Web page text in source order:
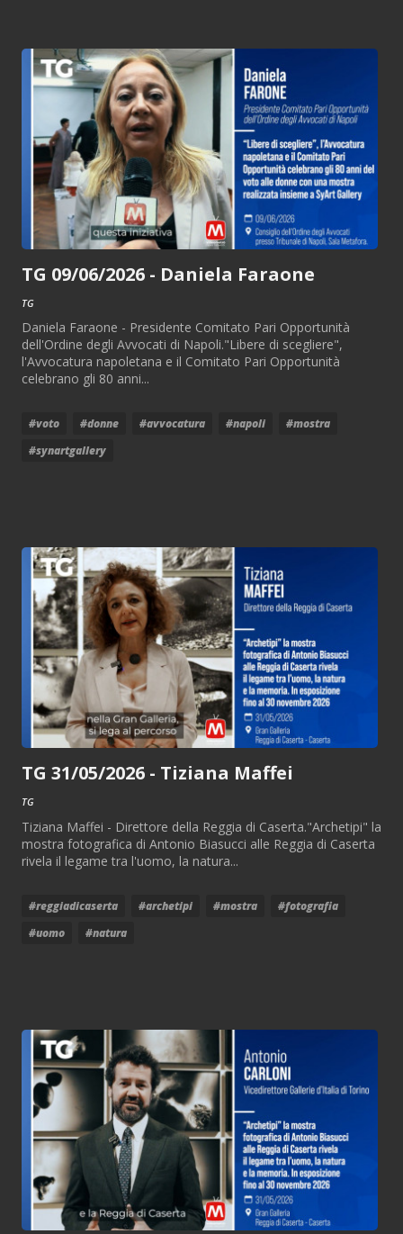
TG 09/06/2026 - Daniela Faraone
TG
Daniela Faraone - Presidente Comitato Pari Opportunità
dell'Ordine degli Avvocati di Napoli."Libere di scegliere",
l'Avvocatura napoletana e il Comitato Pari Opportunità
celebrano gli 80 anni...
#voto #donne #avvocatura #napoli
#mostra
#synartgallery
TG 31/05/2026 - Tiziana Maffei
TG
Tiziana Maffei - Direttore della Reggia di Caserta."Archetipi" la
mostra fotografica di Antonio Biasucci alle Reggia di Caserta
rivela il legame tra l'uomo, la natura...
#reggiadicaserta #archetipi #mostra
#fotografia
#uomo
#natura